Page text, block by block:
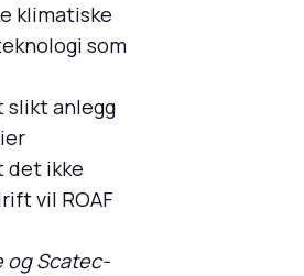
klimatiske
som
slikt anlegg
det ikke
vil ROAF
og Scatec-